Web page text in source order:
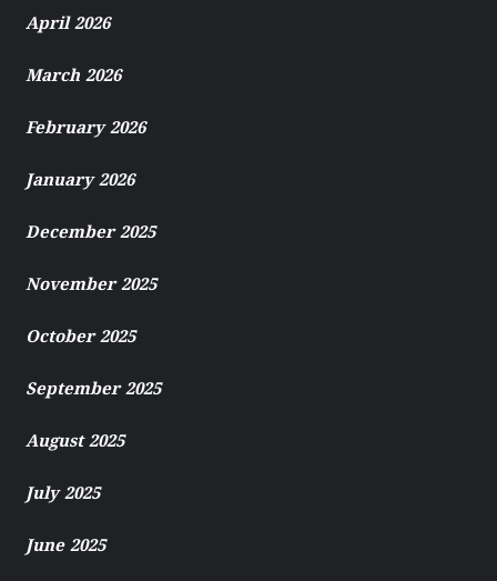
April 2026
March 2026
February 2026
January 2026
December 2025
November 2025
October 2025
September 2025
August 2025
July 2025
June 2025